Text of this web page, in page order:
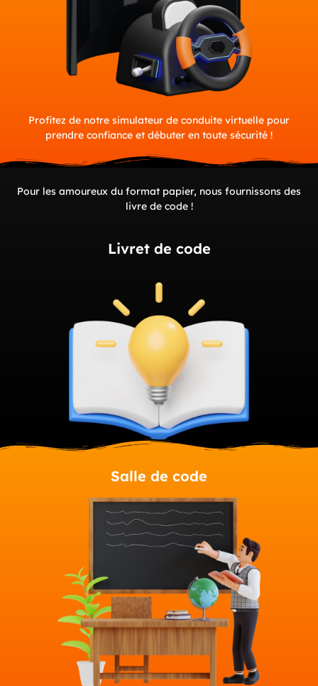
Profitez de notre simulateur de conduite virtuelle pour
prendre confiance et débuter en toute sécurité !
Livret de code
Pour les amoureux du format papier, nous fournissons des
livre de code !
Salle de code